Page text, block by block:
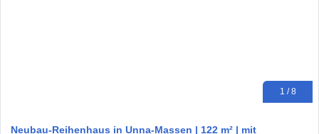
1 / 8
Neubau-Reihenhaus in Unna-Massen | 122 m² | mit